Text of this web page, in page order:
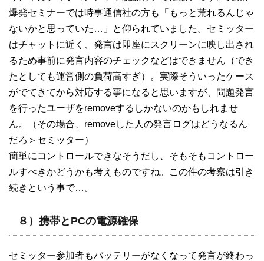
爆発セミナーでは時事通信社の方も「もっと荒れるんじゃ
ないかと思っていた…」と仰られていました。セミッター
はチャットに近く、発言は即座にスクリーンに映し出され
るため事前に発言内容のチェックなどはできません（でき
たとしても運営側の負荷高すぎ）。実際そういったケース
がでてきてから対応する事になると思いますが、問題発言
を行ったユーザをremoveするしかないのかもしれませ
ん。（その場合、removeした人の発言ログはどうなるん
だろ＞セミッター）
簡単にコントロールできなそうだし、そもそもコントロー
ルすべきかどうかも考えものですね。この件の考察は引き
続きという事で…。
８）携帯とPCの電源確保
セミッター参加者もバッテリーがなくなって発言が終わっ